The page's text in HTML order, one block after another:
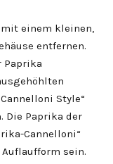
einem kleinen,
entfernen.
Paprika
Style“
Die Paprika der
Cannelloni“
sein.